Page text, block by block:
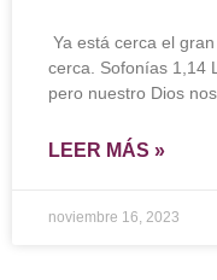
Ya está cerca el
cerca. Sofonías 1,14
pero nuestro Dios nos
LEER MÁS »
noviembre 16, 2023